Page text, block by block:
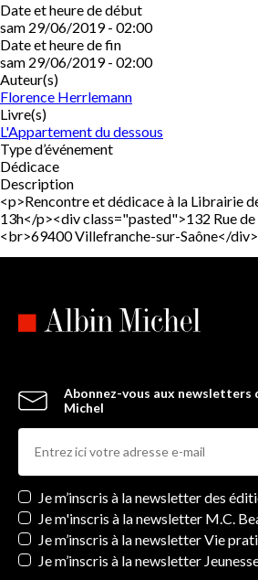
Date et heure de début
sam 29/06/2019 - 02:00
Date et heure de fin
sam 29/06/2019 - 02:00
Auteur(s)
Florence Herrlemann
Livre(s)
L'Appartement du dessous
Type d’événement
Dédicace
Description
<p>Rencontre et dédicace à la Librairie
13h</p><div class="pasted">132 Rue
<br>69400 Villefranche-sur-Saône</
Abonnez-vous aux newsletters
Michel
Newsletters
Je m’inscris à la newsletter des
Je m'inscris à la newsletter M.C.
Je m’inscris à la newsletter Vie
Je m’inscris à la newsletter